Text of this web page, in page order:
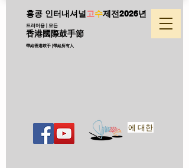
홍콩 인터내셔널 고수제전2026년
드러머용 | 모든
香港國際鼓手節
帶給香港鼓手 |帶給所有人
에 대한